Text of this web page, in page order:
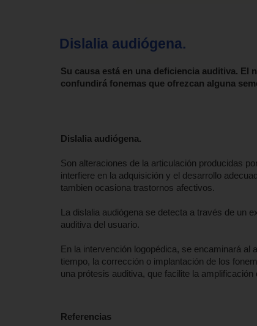
Dislalia audiógena.
Su causa está en una deficiencia auditiva. El
confundirá fonemas que ofrezcan alguna
Dislalia audiógena.
Son alteraciones de la articulación producidas
interfiere en la adquisición y el desarrollo
tambien ocasiona trastornos afectivos.
La dislalia audiógena se detecta a través de un
auditiva del usuario.
En la intervención logopédica, se encaminará al
tiempo, la corrección o implantación de los
una prótesis auditiva, que facilite la amplificación
Referencias